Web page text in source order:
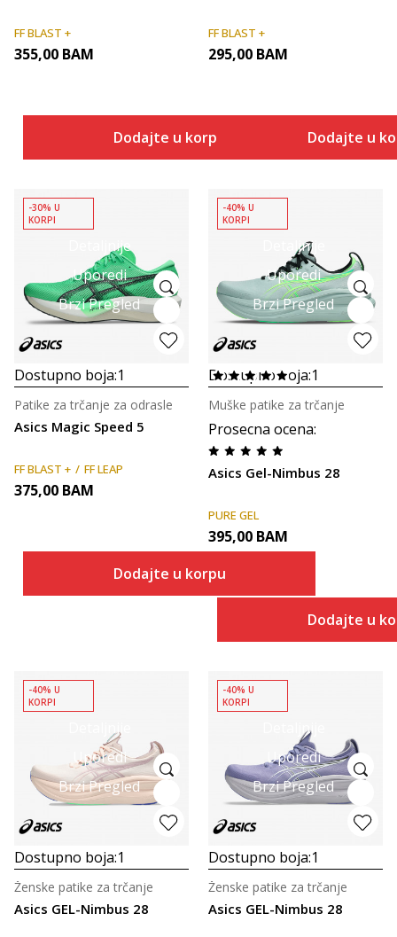
FF BLAST +
355,00 BAM
Dodajte u korpu
FF BLAST +
295,00 BAM
Dodajte u
Detaljnije
Uporedi
Brzi Pregled
-30% U
KORPI
Dostupno boja:1
Asics Magic Speed 5
Patike za trčanje za odrasle
FF BLAST + FF LEAP
375,00 BAM
Dodajte u korpu
Detaljnije
Uporedi
Brzi Pregled
-40% U
KORPI
Dostupno boja:1
Prosecna ocena:
Asics Gel-Nimbus 28
Muške patike za trčanje
PURE GEL
395,00 BAM
Dodajte u
Detaljnije
Uporedi
Brzi Pregled
-40% U
KORPI
Dostupno boja:1
Asics GEL-Nimbus 28
Ženske patike za trčanje
Detaljnije
Uporedi
Brzi Pregled
-40% U
KORPI
Dostupno boja:1
Asics GEL-Nimbus 28
Ženske patike za trčanje